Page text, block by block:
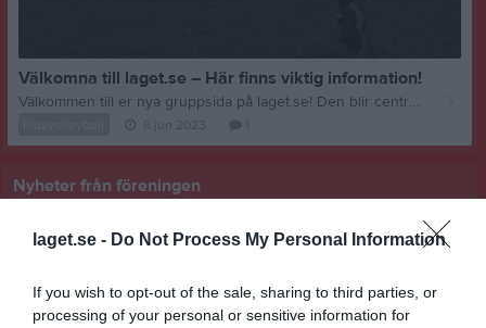
laget.se - Do Not Process My Personal Information
If you wish to opt-out of the sale, sharing to third parties, or
processing of your personal or sensitive information for
Välkomna till laget.se – Här finns viktig information!
Välkommen till er nya gruppsida på laget.se! Den blir central i all kommunikation mellan aktiva, ledare, föräldrar och andra intresserade. För att komma igång direkt med en bra kommunikation i och omkring gruppen finns ett antal viktiga punkter för sidans administratör: • Logga in och lägga till alla aktiva och ledare under Medlemmar. • Fylla på kalendern med alla inplanerade aktiviteter. Matcher läggs till via Serier medan träningar och andra aktiviteter läggs till via Aktiviteter. • Skriv nyheter löpande och berätta om verksamheten. I takt med att nya nyheter läggs till kommer den här nyhetstexten att försvinna. Om någon i gruppen har frågor om laget.se är man alltid välkommen att kontakta vår support på support@laget.se eller 019-15 44 00. Varmt välkomna till laget.se!
Nyheter från föreningen